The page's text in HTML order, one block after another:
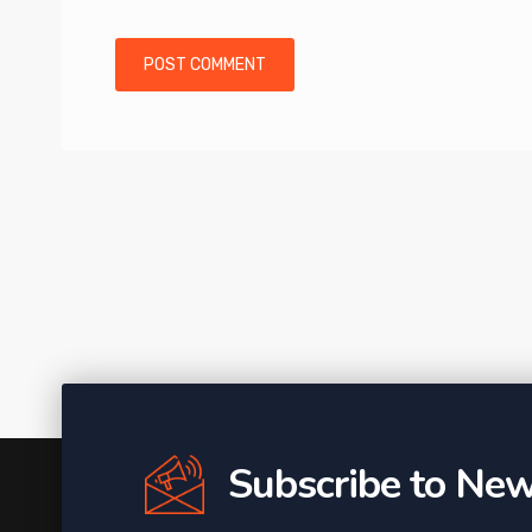
Subscribe to